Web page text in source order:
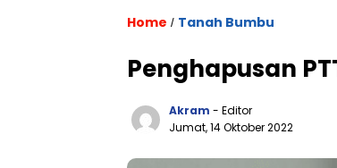
Home / Tanah Bumbu
Penghapusan
Akram - Editor
Jumat, 14 Oktober 2022